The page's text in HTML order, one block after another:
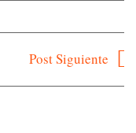
Post Siguiente